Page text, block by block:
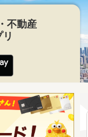
不動産